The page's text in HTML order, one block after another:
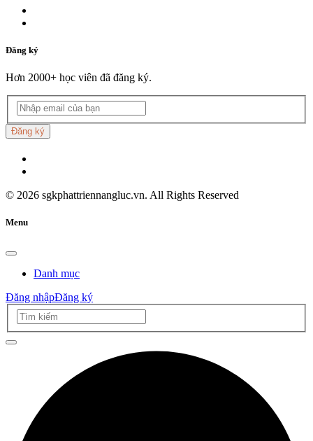
Đăng ký
Hơn 2000+ học viên đã đăng ký.
Đăng ký
© 2026 sgkphattriennangluc.vn. All Rights Reserved
Menu
Danh mục
Đăng nhậpĐăng ký